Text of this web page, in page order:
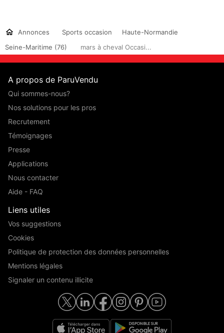
Annonces Sports occasion
Haute-Normandie
Seine-Maritime (76)
mars à cheval Occasi...
A propos de ParuVendu
Qui sommes-nous?
Nos solutions pour les pros
Recrutement
Témoignages
Presse
Applications
Nous contacter
Aide - FAQ
Liens utiles
Vos suggestions
Cookies
Politique de protection des données personnelles
Mentions légales
Signaler un contenu illicite